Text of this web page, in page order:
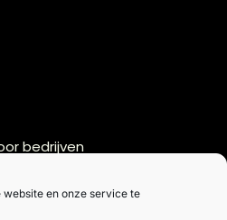
en onze service te
bedrijven